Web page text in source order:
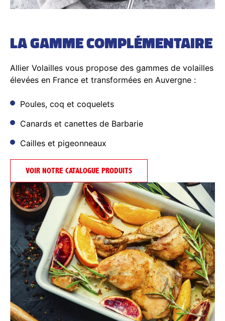
LA GAMME COMPLÉMENTAIRE
Allier Volailles vous propose des gammes de volailles
élevées en France et transformées en Auvergne :
Poules, coq et coquelets
Canards et canettes de Barbarie
Cailles et pigeonneaux
VOIR NOTRE CATALOGUE PRODUITS